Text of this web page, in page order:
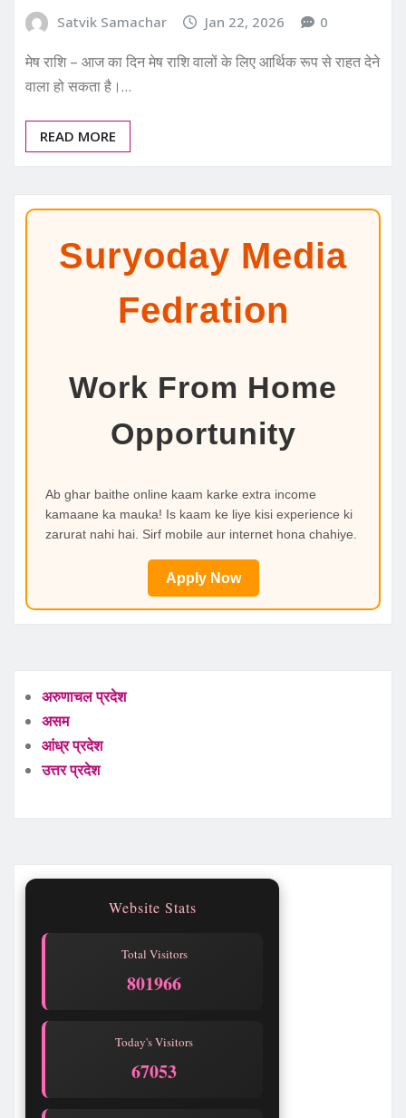
Satvik Samachar Jan 22, 2026 0
मेष राशि – आज का दिन मेष राशि वालों के लिए आर्थिक रूप से राहत देने
वाला हो सकता है।…
READ MORE
Suryoday Media
Fedration
Work From Home
Opportunity
Ab ghar baithe online kaam karke extra income
kamaane ka mauka! Is kaam ke liye kisi experience ki
zarurat nahi hai. Sirf mobile aur internet hona chahiye.
Apply Now
अरुणाचल प्रदेश
असम
आंध्र प्रदेश
उत्तर प्रदेश
Website Stats
Total Visitors
801968
Today's Visitors
67055